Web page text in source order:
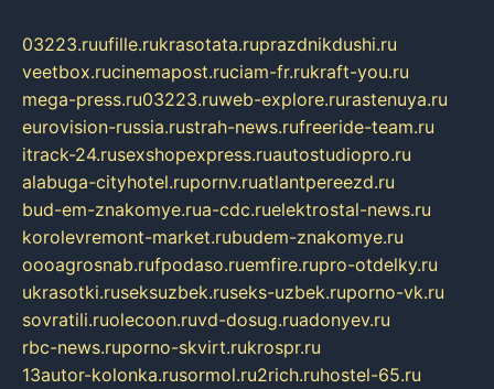
03223.ruufille.rukrasotata.ruprazdnikdushi.ru
veetbox.rucinemapost.ruciam-fr.rukraft-you.ru
mega-press.ru03223.ruweb-explore.rurastenuya.ru
eurovision-russia.rustrah-news.rufreeride-team.ru
itrack-24.rusexshopexpress.ruautostudiopro.ru
alabuga-cityhotel.rupornv.ruatlantpereezd.ru
bud-em-znakomye.rua-cdc.ruelektrostal-news.ru
korolevremont-market.rubudem-znakomye.ru
oooagrosnab.rufpodaso.ruemfire.rupro-otdelky.ru
ukrasotki.ruseksuzbek.ruseks-uzbek.ruporno-vk.ru
sovratili.ruolecoon.ruvd-dosug.ruadonyev.ru
rbc-news.ruporno-skvirt.rukrospr.ru
13autor-kolonka.rusormol.ru2rich.ruhostel-65.ru